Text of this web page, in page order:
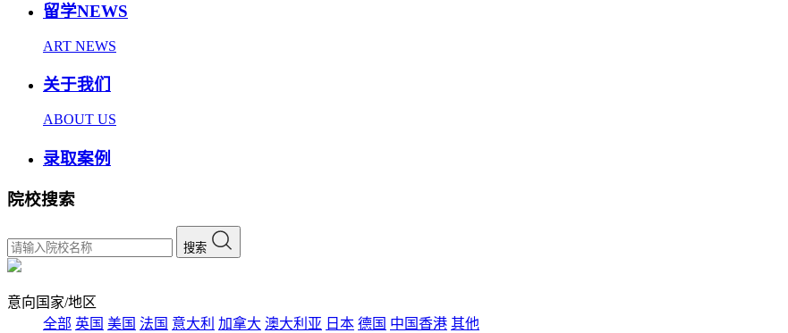
留学NEWS
ART NEWS
关于我们
ABOUT US
录取案例
院校搜索
搜索
意向国家/地区
全部 英国 美国 法国 意大利 加拿大 澳大利亚 日本 德国 中国香港 其他